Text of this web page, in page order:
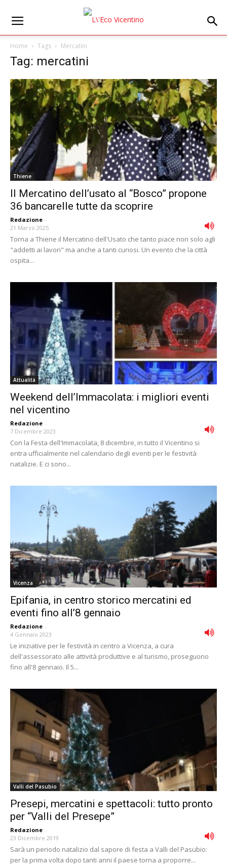
Home Tags Mercatini
Tag: mercatini
Thiene
Il Mercatino dell’usato al “Bosco” propone
36 bancarelle tutte da scoprire
Redazione -
21 Marzo 2025
Torna a Thiene il Mercatino dell'Usato che tanto piace non solo agli
"addetti ai lavori" ma anche a tanti curiosi. Un evento che la città
ospita...
Attualità
Weekend dell’Immacolata: i migliori eventi
nel vicentino
Redazione -
7 Dicembre 2023
Con la Festa dell'Immacolata, 8 dicembre, in tutto il Vicentino si
entra ufficialmente nel calendario degli eventi per le festività
natalizie. E ci sono...
Vicenza
Epifania, in centro storico mercatini ed
eventi fino all’8 gennaio
Redazione -
4 Gennaio 2023
Le iniziative per le festività in centro a Vicenza, a cura
dell'assessorato alle attività produttive e al turismo, proseguono
fino all'8 gennaio. Il 5...
Valli del Pasubio
Presepi, mercatini e spettacoli: tutto pronto
per “Valli del Presepe”
Redazione -
23 Dicembre 2019
Sarà un periodo natalizio dal sapore di festa a Valli del Pasubio:
per la prima volta dopo tanti anni il paese torna a proporre...